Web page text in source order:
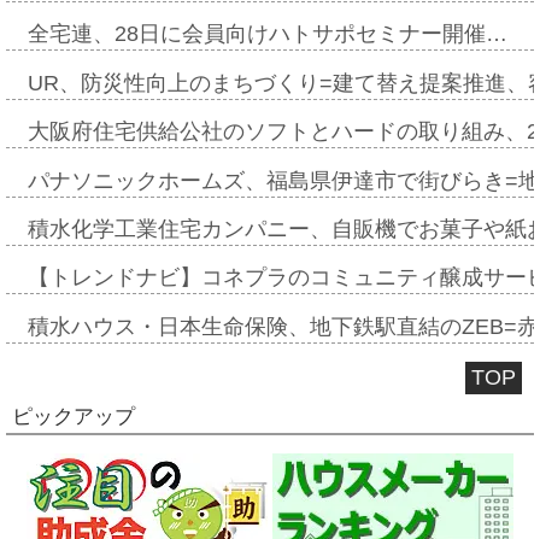
全宅連、28日に会員向けハトサポセミナー開催…
UR、防災性向上のまちづくり=建て替え提案推進
大阪府住宅供給公社のソフトとハードの取り組み
パナソニックホームズ、福島県伊達市で街びらき=
積水化学工業住宅カンパニー、自販機でお菓子や
【トレンドナビ】コネプラのコミュニティ醸成サ
積水ハウス・日本生命保険、地下鉄駅直結のZEB=
TOP
ピックアップ